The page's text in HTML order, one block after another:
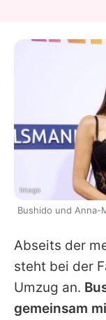
Abseits der
steht bei der
Umzug an.
gemeinsam
Imago
Bushido und Anna-